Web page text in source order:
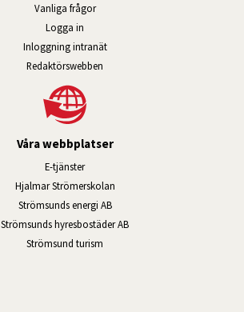
Vanliga frågor
Logga in
Inloggning intranätÖppnas i nytt fönster.
Redaktörswebben
Våra webbplatser
E-tjänsterLänk till annan webbplats, öppnas i
Hjalmar StrömerskolanLänk till annan webbplats,
Strömsunds energi ABLänk till annan webbplats,
Strömsunds hyresbostäder ABLänk till annan
Strömsund turism